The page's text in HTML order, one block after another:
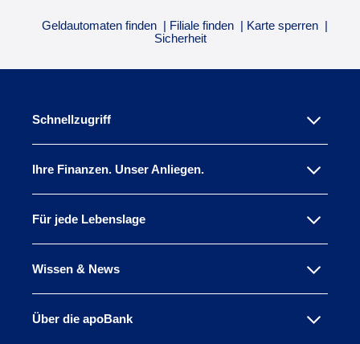
Geldautomaten finden Filiale finden
Karte sperren
Sicherheit
Schnellzugriff
Ihre Finanzen. Unser Anliegen.
Für jede Lebenslage
Wissen & News
Über die apoBank